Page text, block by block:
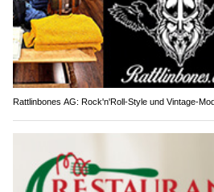
Rattlinbones AG: Rock'n'Roll-Style und Vintage-